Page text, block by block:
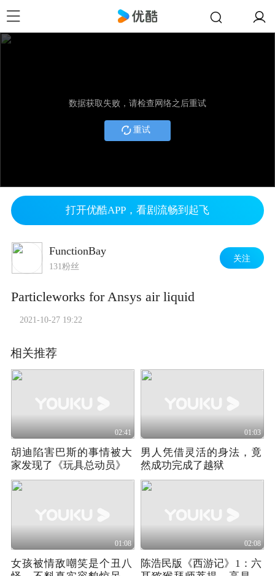
数据获取失败，请检查网络之后重试
重试
打开优酷APP，看剧流畅到起飞
FunctionBay
131粉丝
关注
Particleworks for Ansys air liquid
2021-10-27 19:22
相关推荐
02:41
胡迪陷害巴斯的事情被大
家发现了《玩具总动员》
01:03
男人凭借灵活的身法，竟
然成功完成了越狱
01:08
女孩被情敌嘲笑是个丑八
02:08
陈浩民版《西游记》1：六